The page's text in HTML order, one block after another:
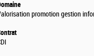
promotion gestion